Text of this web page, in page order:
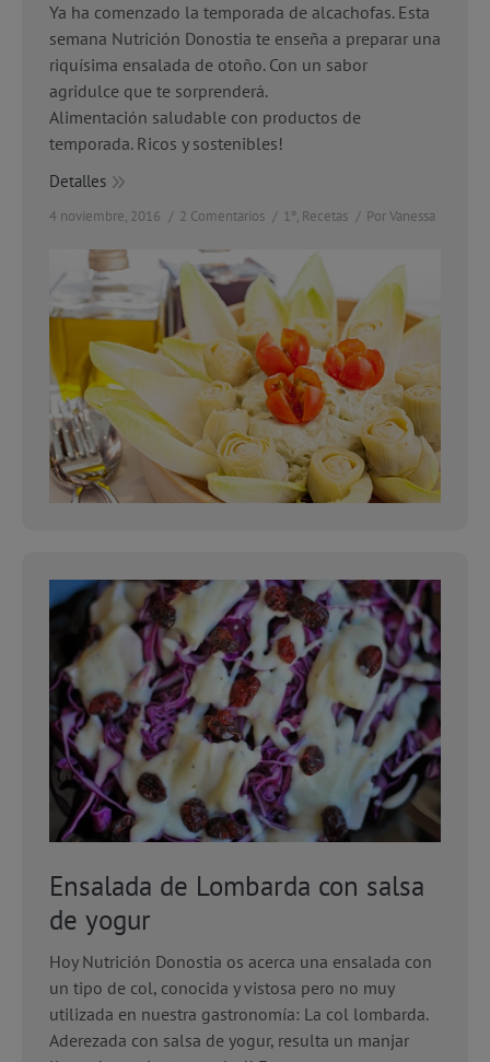
Ya ha comenzado la temporada de alcachofas. Esta
semana Nutrición Donostia te enseña a preparar una
riquísima ensalada de otoño. Con un sabor
agridulce que te sorprenderá.
Alimentación saludable con productos de
temporada. Ricos y sostenibles!
Detalles
4 noviembre, 2016 2 Comentarios 1º, Recetas PorVanessa
Ensalada de Lombarda con salsa
de yogur
Hoy Nutrición Donostia os acerca una ensalada con
un tipo de col, conocida y vistosa pero no muy
utilizada en nuestra gastronomía: La col lombarda.
Aderezada con salsa de yogur, resulta un manjar